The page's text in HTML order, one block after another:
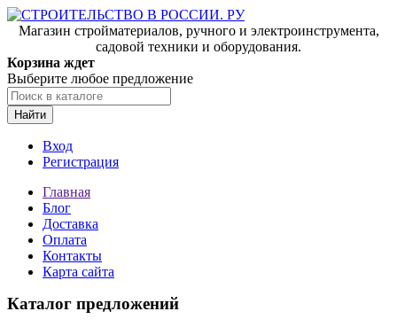
Магазин стройматериалов, ручного и электроинструмента,
садовой техники и оборудования.
Корзина ждет
Выберите любое предложение
Найти
Вход
Регистрация
Главная
Блог
Доставка
Оплата
Контакты
Карта сайта
Каталог предложений